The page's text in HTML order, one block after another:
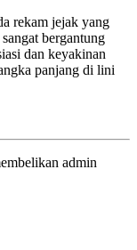
rekam jejak yang
bergantung
dan keyakinan
panjang di lini
admin